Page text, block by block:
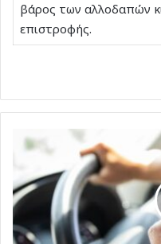
βάρος των αλλοδαπών
επιστροφής.
Σύλληψη
41χρονου
Κάρπαθο
μετά
από
τροχαίο